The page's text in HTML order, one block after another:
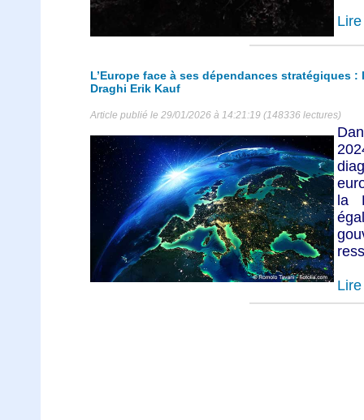
L’Europe face à ses dépendances stratégiques :
Draghi Erik Kauf
Article publié le 29/01/2026 à 14:21:19 (148336 lectures)
la